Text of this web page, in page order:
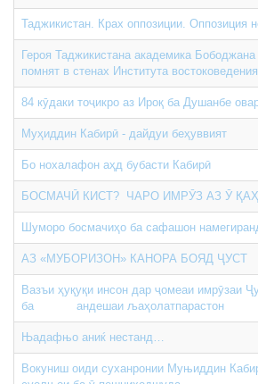
Таджикистан. Крах оппозиции. Оппозиция
Героя Таджикистана академика
помнят в стенах Института
84 кӯдаки тоҷикро аз Ироқ ба Душанбе
Муҳиддин Кабирӣ - дайдуи беҳуввият
Бо нохалафон аҳд бубасти Кабирӣ
БОСМАЧӢ КИСТ? ЧАРО ИМРӮЗ АЗ Ӯ
Шуморо босмачиҳо ба сафашон
АЗ «МУБОРИЗОН» КАНОРА БОЯД ҶУСТ
Вазъи ҳуқуқи инсон дар ҷомеаи имрӯзаи
ба андешаи љаҳолатпарастон
Њадафњо аниќ нестанд…
Вокуниш оиди суханронии Муњиддин